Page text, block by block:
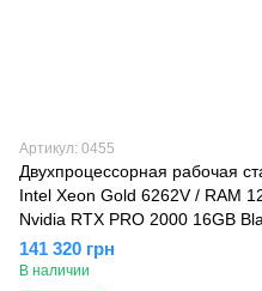
Артикул: 0455
Двухпроцессорная рабочая
Intel Xeon Gold 6262V / RAM
Nvidia RTX PRO 2000 16GB
141 320 грн
В наличии